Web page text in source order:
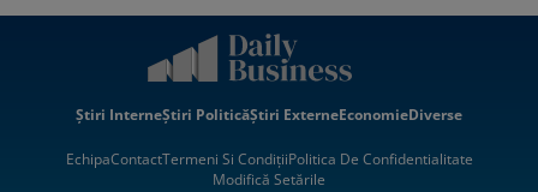
Știri InterneȘtiri PoliticăȘtiri ExterneEconomieDiverse
EchipaContactTermeni Si CondițiiPolitica De Confidentialitate
Modifică Setările